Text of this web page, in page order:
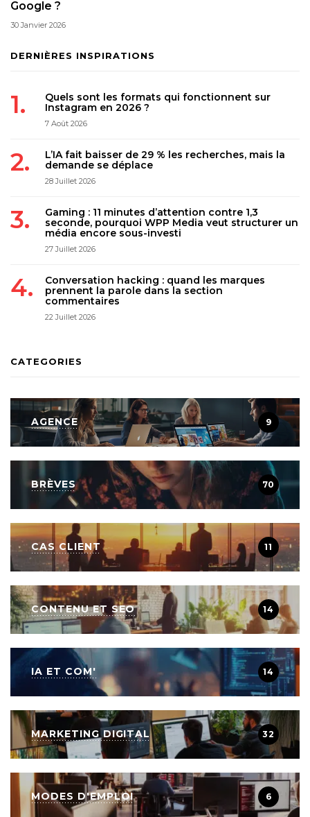
Google ?
30 Janvier 2026
DERNIÈRES INSPIRATIONS
Quels sont les formats qui fonctionnent sur
Instagram en 2026 ?
7 Août 2026
L’IA fait baisser de 29 % les recherches, mais la
demande se déplace
28 Juillet 2026
Gaming : 11 minutes d’attention contre 1,3
seconde, pourquoi WPP Media veut structurer un
média encore sous-investi
27 Juillet 2026
Conversation hacking : quand les marques
prennent la parole dans la section
commentaires
22 Juillet 2026
CATEGORIES
AGENCE 9
BRÈVES 70
CAS CLIENT 11
CONTENU ET SEO 14
IA ET COM' 14
MARKETING DIGITAL 32
MODES D'EMPLOI 6